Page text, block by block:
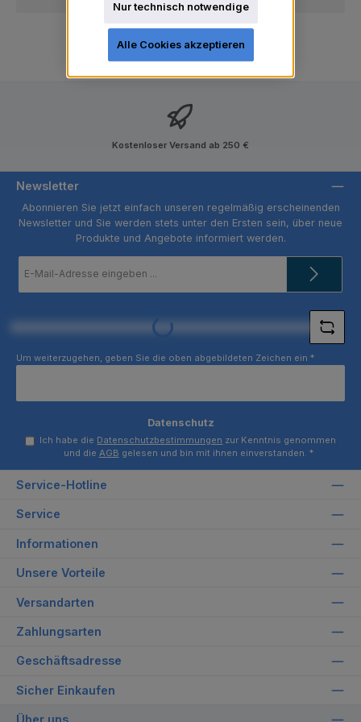
Kostenloser Versand ab 250 €
Newsletter
Abonnieren Sie jetzt einfach unseren regelmäßig erscheinenden
Newsletter und Sie werden stets unter den Ersten sein, über neue
Produkte und Angebote informiert werden.
Mail-
Loading...
Um weiterzugehen, geben Sie die oben abgebildeten Zeichen ein *
Datenschutz
Ich habe die Datenschutzbestimmungen zur Kenntnis genommen
und die AGB gelesen und bin mit ihnen einverstanden. *
Service-Hotline
Service
Informationen
Unsere Vorteile
Versandarten
Zahlungsarten
Geschäftsadresse
Sicher Einkaufen
Über uns
Nur technisch notwendige
Alle Cookies akzeptieren